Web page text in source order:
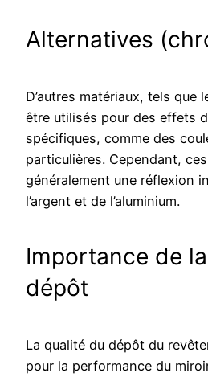
Alternatives
D’autres matériaux, tels que
être utilisés pour des effets
spécifiques, comme des
particulières. Cependant,
généralement une réflexion
l’argent et de l’aluminium.
Importance de
dépôt
La qualité du dépôt du
pour la performance du